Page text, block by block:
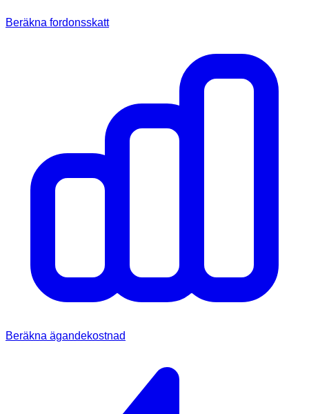
Beräkna fordonsskatt
Beräkna ägandekostnad